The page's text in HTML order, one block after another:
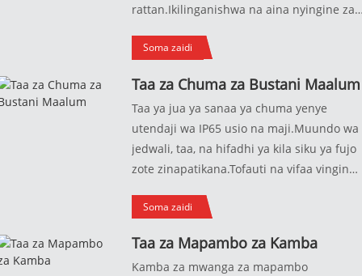
rattan.Ikilinganishwa na aina nyingine za
za PE na rattan ni nyepesi zaidi na rahisi,
kuzunguka na kufunga.Pia hustahimili
uharibifu unaohusiana na hali ya hewa,
kama vile kutu, kufifia, au kupasuka,
ambayo huzifanya kuwa chaguo nzuri kwa
matumizi ya nje. Kutokana na umbile na
maarufu kwa wale wanaotaka kuunda
yao ya nje.
Soma zaidi
Taa za Chuma za Bustani Maalum
Taa ya jua ya sanaa ya chuma yenye
utendaji wa IP65 usio na maji.Muundo wa
jedwali, taa, na hifadhi ya kila siku ya fujo
zote zinapatikana.Tofauti na vifaa vingine
Kiwanda cha Huajun Lighting zinafaa
upepo na mvua, thabiti na hudumu!
Soma zaidi
Taa za Mapambo za Kamba
Kamba za mwanga za mapambo